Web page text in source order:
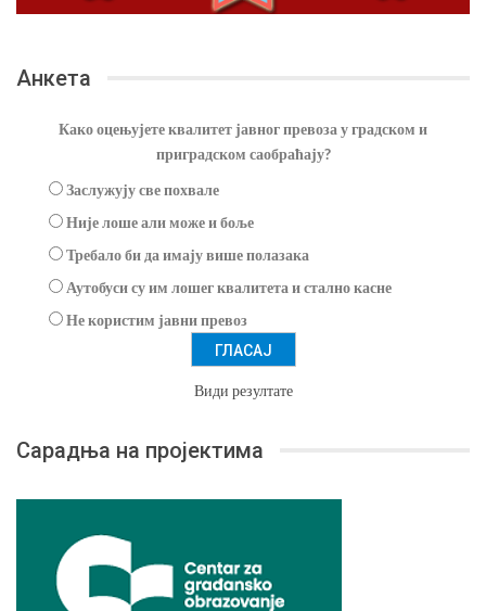
Анкета
Како оцењујете квалитет јавног превоза у градском и
приградском саобраћају?
Заслужују све похвале
Није лоше али може и боље
Требало би да имају више полазака
Аутобуси су им лошег квалитета и стално касне
Не користим јавни превоз
Види резултате
Сарадња на пројектима